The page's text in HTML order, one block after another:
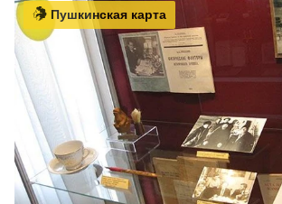
Пушкинская карта